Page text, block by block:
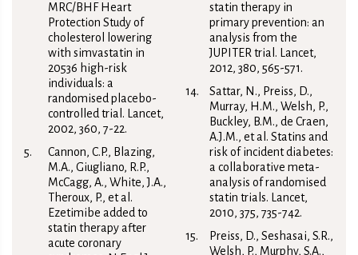
MRC/BHF Heart
Protection Study of
cholesterol lowering
with simvastatin in
20536 high-risk
individuals: a
randomised placebo-
controlled trial. Lancet,
2002, 360, 7-22.
Cannon, C.P., Blazing,
M.A., Giugliano, R.P.,
McCagg, A., White, J.A.,
Theroux, P., et al.
Ezetimibe added to
statin therapy after
acute coronary
statin therapy in
primary prevention: an
analysis from the
JUPITER trial. Lancet,
2012, 380, 565-571.
Sattar, N., Preiss, D.,
Murray, H.M., Welsh, P.,
Buckley, B.M., de Craen,
A.J.M., et al. Statins and
risk of incident diabetes:
a collaborative meta-
analysis of randomised
statin trials. Lancet,
2010, 375, 735-742.
Preiss, D., Seshasai, S.R.,
Welsh, P., Murphy, S.A.,